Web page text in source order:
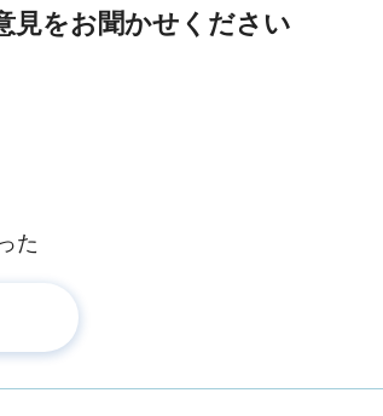
見をお聞かせください
た